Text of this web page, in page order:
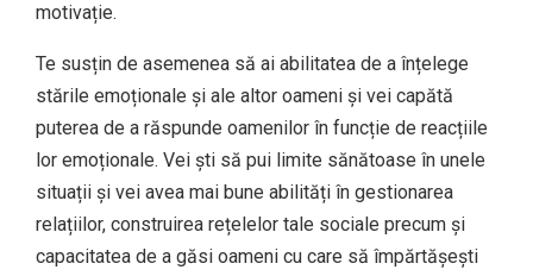
motivație.
Te susțin de asemenea să ai abilitatea de a înțelege
stările emoționale și ale altor oameni și vei capătă
puterea de a răspunde oamenilor în funcție de reacțiile
lor emoționale. Vei ști să pui limite sănătoase în unele
situații și vei avea mai bune abilități în gestionarea
relațiilor, construirea rețelelor tale sociale precum și
capacitatea de a găsi oameni cu care să împărtășești